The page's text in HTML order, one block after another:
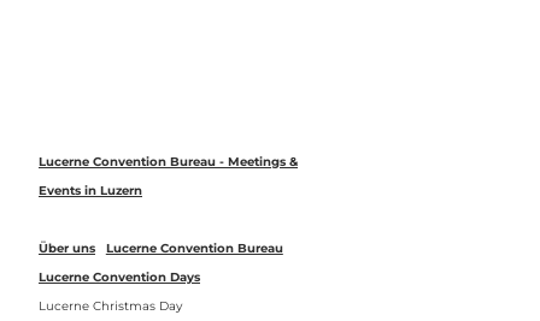
Lucerne Convention Bureau - Meetings &
Events in Luzern
Über uns
Lucerne Convention Bureau
Lucerne Convention Days
Lucerne Christmas Day